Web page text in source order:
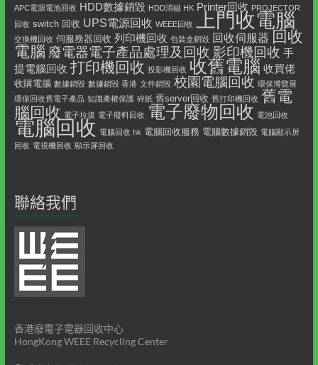
APC電源電池回收 HDD數據銷毀 HDD消磁 HK Printer回收 PROJECTOR
回收 switch 回收 UPS電源回收 WEEE回收 上門收電腦
交換機回收 伺服務器回收 列印機回收 包裝盒銷毀 回收伺服器 回收
電腦 廢電器電子產品處理及回收 影印機回收 手
提電腦回收 打印機回收 投影機回收 收舊電腦 收買佬
收購電腦 數據銷毀 數據銷毀 香港 文件銷毀 校園電腦回收 環保博覽展
環保回收舊電子產品 知識產權保護 碎紙 舊server回收 舊打印機回收 舊電
腦回收 電子垃圾 電子廢料回收 電子廢物回收 電池回收
電腦回收 電腦回收 hk 電腦回收服務 電腦數據銷毀 電腦顯示屏
回收 電視機回收 顯示屏回收
聯絡我們
香港廢電子電器回收中心
HongKong WEEE Recycling Center